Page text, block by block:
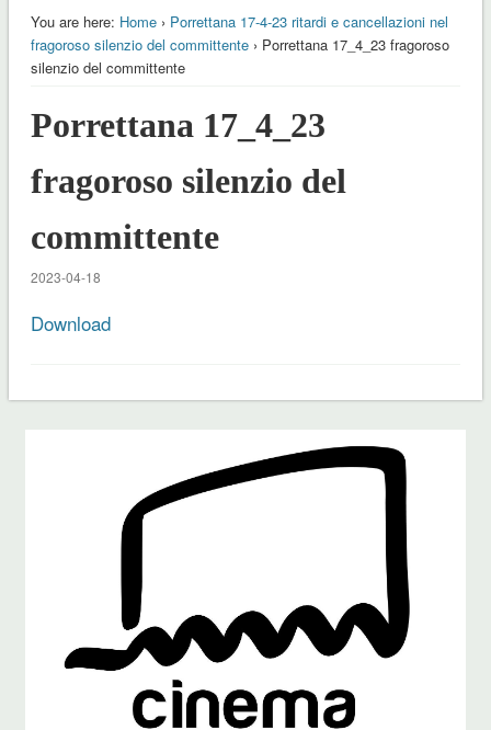
You are here: Home› Porrettana 17-4-23 ritardi e cancellazioni nel
fragoroso silenzio del committente› Porrettana 17_4_23 fragoroso
silenzio del committente
Porrettana 17_4_23
fragoroso silenzio del
committente
2023-04-18
Download